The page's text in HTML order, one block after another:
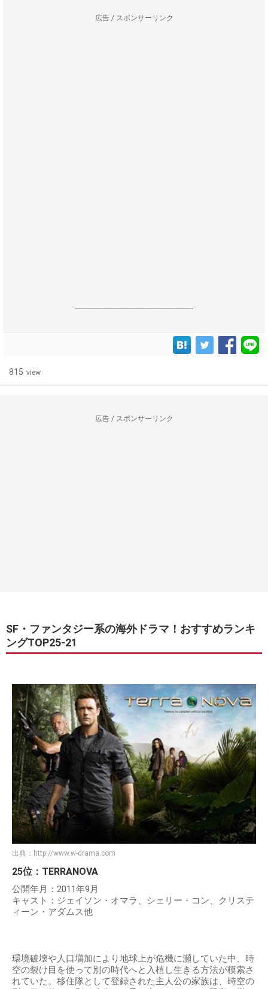
広告 / スポンサーリンク
------------------------------------------------------------------
815 view
広告 / スポンサーリンク
SF・ファンタジー系の海外ドラマ！おすすめランキ
ングTOP25-21
出典： http://www.w-drama.com
25位：TERRANOVA
公開年月：2011年9月
キャスト：ジェイソン・オマラ、シェリー・コン、クリステ
ィーン・アダムス他
環境破壊や人口増加により地球上が危機に瀕していた中、時
空の裂け目を使って別の時代へと入植し生きる方法が模索さ
れていた。移住隊として登録された主人公の家族は、時空の